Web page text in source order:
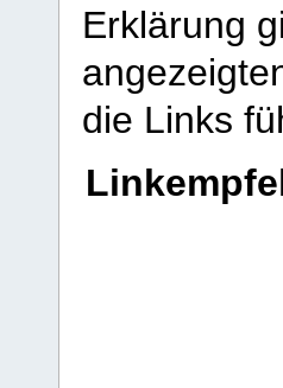
Erklärung
die Links